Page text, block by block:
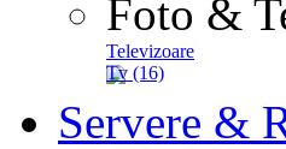
Foto &
Televizoare
Tv (16)
Servere &